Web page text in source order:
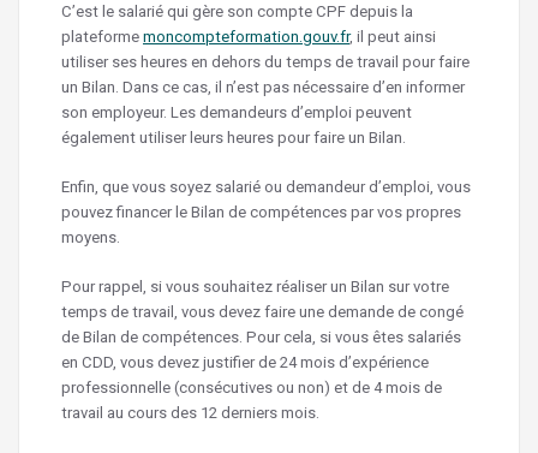
C’est le salarié qui gère son compte CPF depuis la
plateforme moncompteformation.gouv.fr, il peut ainsi
utiliser ses heures en dehors du temps de travail pour faire
un Bilan. Dans ce cas, il n’est pas nécessaire d’en informer
son employeur. Les demandeurs d’emploi peuvent
également utiliser leurs heures pour faire un Bilan.
Enfin, que vous soyez salarié ou demandeur d’emploi, vous
pouvez financer le Bilan de compétences par vos propres
moyens.
Pour rappel, si vous souhaitez réaliser un Bilan sur votre
temps de travail, vous devez faire une demande de congé
de Bilan de compétences. Pour cela, si vous êtes salariés
en CDD, vous devez justifier de 24 mois d’expérience
professionnelle (consécutives ou non) et de 4 mois de
travail au cours des 12 derniers mois.